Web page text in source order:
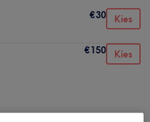
€30 Kies
€150 Kies